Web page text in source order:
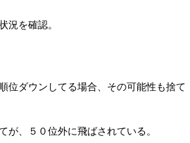
況を確認。
位ダウンしてる場合、その可能性も捨て
、５０位外に飛ばされている。